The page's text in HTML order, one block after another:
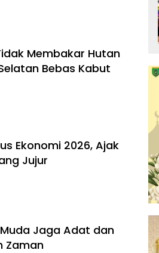
Membakar Hutan
Bebas Kabut
Ekonomi 2026, Ajak
Jujur
Jaga Adat dan
Zaman